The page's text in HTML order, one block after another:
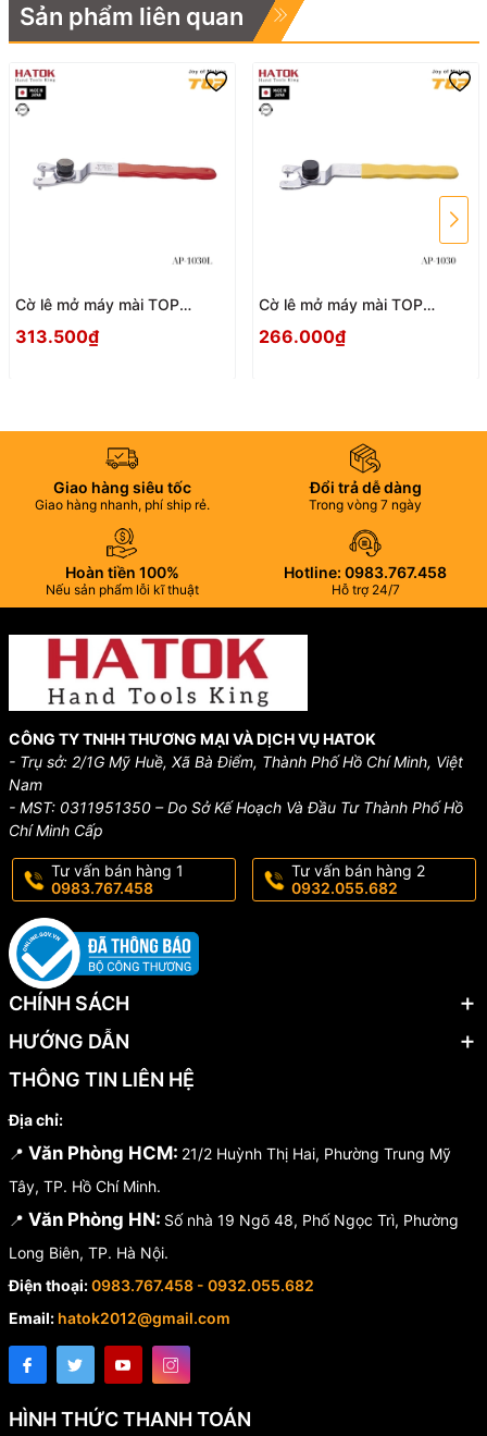
Sản phẩm liên quan
Cờ lê mở máy mài TOP
313.500₫
Cờ lê mở máy mài TOP
266.000₫
Giao hàng siêu tốc
Giao hàng nhanh, phí ship rẻ.
Đổi trả dễ dàng
Trong vòng 7 ngày
Hoàn tiền 100%
Nếu sản phẩm lỗi kĩ thuật
Hotline: 0983.767.458
Hỗ trợ 24/7
CÔNG TY TNHH THƯƠNG MẠI VÀ DỊCH VỤ HATOK
- Trụ sở: 2/1G Mỹ Huề, Xã Bà Điểm, Thành Phố Hồ Chí Minh, Việt
Nam
- MST: 0311951350 – Do Sở Kế Hoạch Và Đầu Tư Thành Phố Hồ
Chí Minh Cấp
Tư vấn bán hàng 1
0983.767.458
Tư vấn bán hàng 2
0932.055.682
CHÍNH SÁCH
HƯỚNG DẪN
THÔNG TIN LIÊN HỆ
Địa chỉ:
📍 Văn Phòng HCM: 21/2 Huỳnh Thị Hai, Phường Trung Mỹ
Tây, TP. Hồ Chí Minh.
📍 Văn Phòng HN: Số nhà 19 Ngõ 48, Phố Ngọc Trì, Phường
Long Biên, TP. Hà Nội.
Điện thoại:0983.767.458 - 0932.055.682
Email: hatok2012@gmail.com
HÌNH THỨC THANH TOÁN